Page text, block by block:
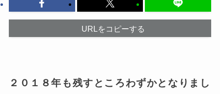
URLをコピーする
２０１８年も残すところわずかとなりまし